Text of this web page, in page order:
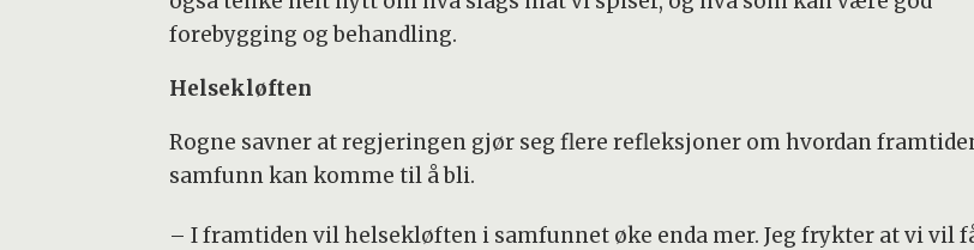
forebygging og behandling.
Helsekløften
Rogne savner at regjeringen gjør seg flere refleksjoner om hvordan
samfunn kan komme til å bli.
– I framtiden vil helsekløften i samfunnet øke enda mer. Jeg frykter at vi vil